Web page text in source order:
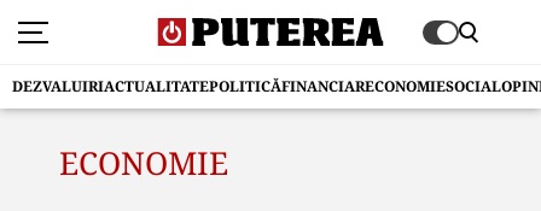
DEZVALUIRIACTUALITATEPOLITICĂFINANCIARECONOMIESOCIAL
ECONOMIE